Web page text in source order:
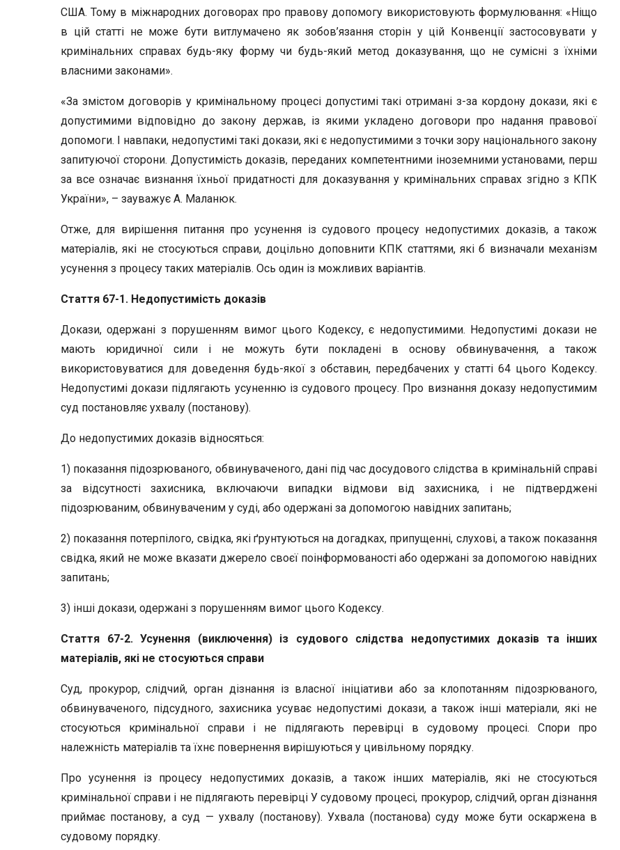
США. Тому в міжнародних договорах про правову допомогу використовують формулювання: «Ніщо
в цій статті не може бути витлумачено як зобов’язання сторін у цій Конвенції застосовувати у
кримінальних справах будь-яку форму чи будь-який метод доказування, що не сумісні з їхніми
власними законами».
«За змістом договорів у кримінальному процесі допустимі такі отримані з-за кордону докази, які є
допустимими відповідно до закону держав, із якими укладено договори про надання правової
допомоги. І навпаки, недопустимі такі докази, які є недопустимими з точки зору національного закону
запитуючої сторони. Допустимість доказів, переданих компетентними іноземними установами, перш
за все означає визнання їхньої придатності для доказування у кримінальних справах згідно з КПК
України», – зауважує А. Маланюк.
Отже, для вирішення питання про усунення із судового процесу недопустимих доказів, а також
матеріалів, які не стосуються справи, доцільно доповнити КПК статтями, які б визначали механізм
усунення з процесу таких матеріалів. Ось один із можливих варіантів.
Стаття 67-1. Недопустимість доказів
Докази, одержані з порушенням вимог цього Кодексу, є недопустимими. Недопустимі докази не
мають юридичної сили і не можуть бути покладені в основу обвинувачення, а також
використовуватися для доведення будь-якої з обставин, передбачених у статті 64 цього Кодексу.
Недопустимі докази підлягають усуненню із судового процесу. Про визнання доказу недопустимим
суд постановляє ухвалу (постанову).
До недопустимих доказів відносяться:
1) показання підозрюваного, обвинуваченого, дані під час досудового слідства в кримінальній справі
за відсутності захисника, включаючи випадки відмови від захисника, і не підтверджені
підозрюваним, обвинуваченим у суді, або одержані за допомогою навідних запитань;
2) показання потерпілого, свідка, які ґрунтуються на догадках, припущенні, слухові, а також показання
свідка, який не може вказати джерело своєї поінформованості або одержані за допомогою навідних
запитань;
3) інші докази, одержані з порушенням вимог цього Кодексу.
Стаття 67-2. Усунення (виключення) із судового слідства недопустимих доказів та інших
матеріалів, які не стосуються справи
Суд, прокурор, слідчий, орган дізнання із власної ініціативи або за клопотанням підозрюваного,
обвинуваченого, підсудного, захисника усуває недопустимі докази, а також інші матеріали, які не
стосуються кримінальної справи і не підлягають перевірці в судовому процесі. Спори про
належність матеріалів та їхнє повернення вирішуються у цивільному порядку.
Про усунення із процесу недопустимих доказів, а також інших матеріалів, які не стосуються
кримінальної справи і не підлягають перевірці У судовому процесі, прокурор, слідчий, орган дізнання
приймає постанову, а суд — ухвалу (постанову). Ухвала (постанова) суду може бути оскаржена в
судовому порядку.